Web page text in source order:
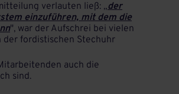
verlauten ließ: „der
einzuführen, mit dem die
", war der Aufschrei bei vielen
der fordistischen Stechuhr
auch die
sind.